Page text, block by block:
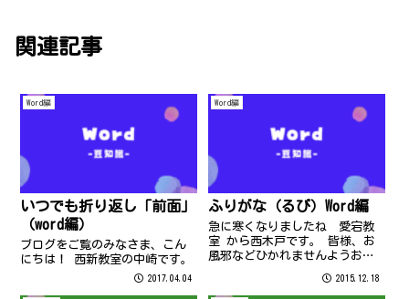
関連記事
Word編
いつでも折り返し「前面」
（word編）
ブログをご覧のみなさま、こん
にちは！ 西新教室の中崎です。
2017.04.04
Word編
ふりがな（るび）Word編
急に寒くなりましたね 愛宕教
室 から西木戸です。 皆様、お
風邪などひかれませんようお気
2015.12.18